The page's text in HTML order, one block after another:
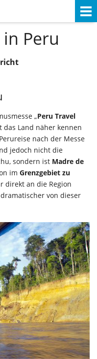
Peru
„Peru Travel
das Land näher kennen
nach der Messe
jedoch nicht die
sondern ist Madre de
im Grenzgebiet zu
direkt an die Region
von dieser